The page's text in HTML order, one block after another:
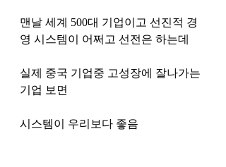
맨날 세계 500대 기업이고 선진적 경
영 시스템이 어쩌고 선전은 하는데
실제 중국 기업중 고성장에 잘나가는
기업 보면
시스템이 우리보다 좋음